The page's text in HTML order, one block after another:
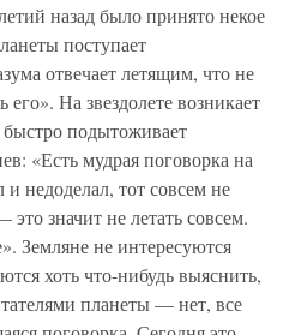
назад было принято некое
поступает
отвечает летящим, что не
На звездолете возникает
быстро подытоживает
«Есть мудрая поговорка на
недоделал, тот совсем не
значит не летать совсем.
Земляне не интересуются
хоть что-нибудь выяснить,
планеты — нет, все